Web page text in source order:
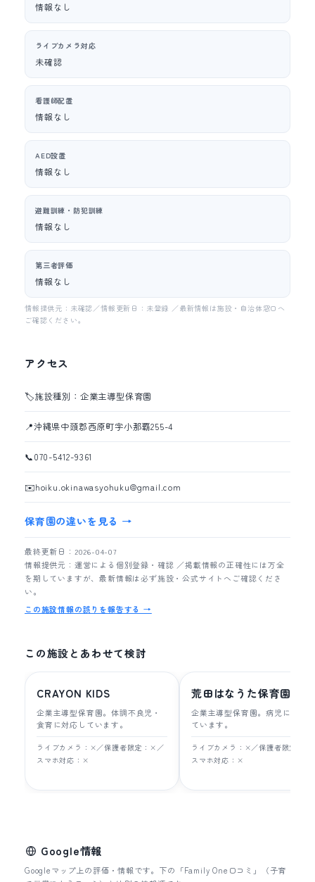
情報なし
ライブカメラ対応
未確認
看護師配置
情報なし
AED設置
情報なし
避難訓練・防犯訓練
情報なし
第三者評価
情報なし
情報提供元：未確認／情報更新日：未登録 ／最新情報は施設・自治体窓口へ
ご確認ください。
アクセス
🏷️施設種別：企業主導型保育園
📍沖縄県中頭郡西原町字小那覇255-4
📞070-5412-9361
✉️hoiku.okinawasyohuku@gmail.com
保育園の違いを見る →
最終更新日：2026-04-07
情報提供元：運営による個別登録・確認 ／掲載情報の正確性には万全
を期していますが、最新情報は必ず施設・公式サイトへご確認くださ
い。
この施設情報の誤りを報告する →
この施設とあわせて検討
CRAYON KIDS
企業主導型保育園。体調不良児・
食育に対応しています。
ライブカメラ：×／保護者限定：×／
スマホ対応：×
荒田はなうた保育園
企業主導型保育園。病児に対応
ています。
ライブカメラ：×／保護者限定：×
スマホ対応：×
Google情報
Googleマップ上の評価・情報です。下の「Family One口コミ」（子育